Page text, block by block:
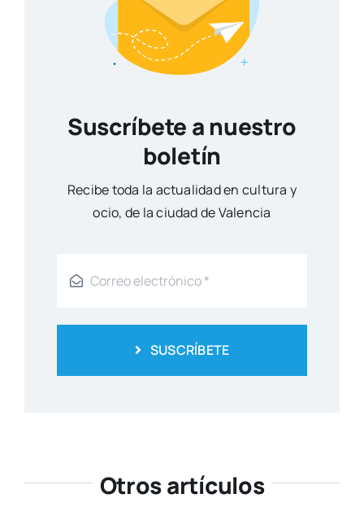
Suscríbete a nuestro
boletín
Reci­be toda la actua­li­dad en cul­tu­ra y
ocio, de la ciu­dad de Valen­cia
SUSCRÍBETE
Otros artículos